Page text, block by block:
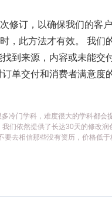
修订，以确保我们的客
，此方法才有效。 我们
到来源，内容或未能交
单交付和消费者满意度
冷门学科，难度很大的学科都会
们依然提供了长达30天的修改
去相信那些没有资历，价格低